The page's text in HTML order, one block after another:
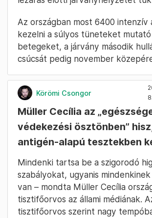
Az országban most 6400 intenzív
kezelni a súlyos tüneteket
betegeket, a járvány második
csúcsát pedig november
Körömi Csongor
Müller Cecília az
védekezési ösztönben”
antigén-alapú tesztekben
Mindenki tartsa be a szigorodó
szabályokat, ugyanis
van – mondta Müller Cecília
tisztifőorvos az állami médiának.
tisztifőorvos szerint nagy